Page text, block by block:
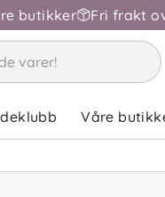
butikker Fri frakt
Våre